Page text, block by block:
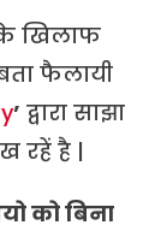
के खिलाफ
फैलायी
’ द्वारा साझा
रहें है |
को बिना